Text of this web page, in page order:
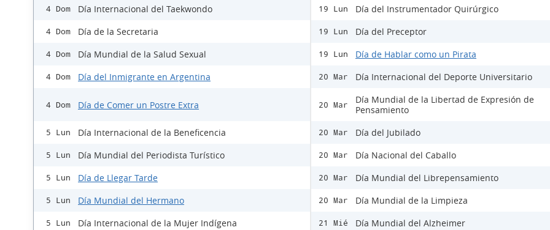
4 Dom Día Internacional del Taekwondo
4 Dom Día de la Secretaria
4 Dom Día Mundial de la Salud Sexual
4 Dom Día del Inmigrante en Argentina
4 Dom Día de Comer un Postre Extra
5 Lun Día Internacional de la Beneficencia
5 Lun Día Mundial del Periodista Turístico
5 Lun Día de Llegar Tarde
5 Lun Día Mundial del Hermano
5 Lun Día Internacional de la Mujer Indígena
19 Lun Día del Instrumentador Quirúrgico
19 Lun Día del Preceptor
19 Lun Día de Hablar como un Pirata
20 Mar Día Internacional del Deporte Universitario
20 Mar
Día Mundial de la Libertad de Expresión de
Pensamiento
20 Mar Día del Jubilado
20 Mar Día Nacional del Caballo
20 Mar Día Mundial del Librepensamiento
20 Mar Día Mundial de la Limpieza
21 Mié Día Mundial del Alzheimer